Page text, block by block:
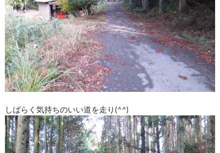
しばらく気持ちのいい道を走り(^^)